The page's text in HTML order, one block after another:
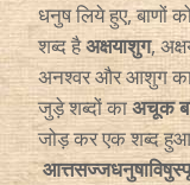
धनुष लिये हुए,
शब्द हैअक्षयाशुग,
अनश्वर और आशुग का
जुड़े शब्दों काअचूक
जोड़ कर एक शब्द